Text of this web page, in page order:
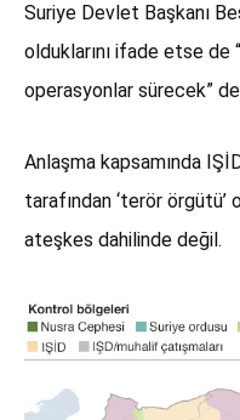
Suriye Devlet Başkanı
olduklarını ifade etse
operasyonlar sürecek”
Anlaşma kapsamında
tarafından ‘terör
ateşkes dahilinde değil.